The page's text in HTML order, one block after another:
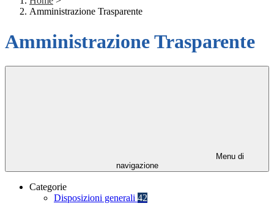
Amministrazione Trasparente
Amministrazione Trasparente
Menu di
navigazione
Categorie
Disposizioni generali 42